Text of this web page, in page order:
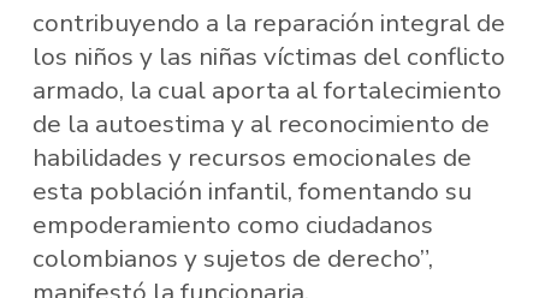
contribuyendo a la reparación integral de
los niños y las niñas víctimas del conflicto
armado, la cual aporta al fortalecimiento
de la autoestima y al reconocimiento de
habilidades y recursos emocionales de
esta población infantil, fomentando su
empoderamiento como ciudadanos
colombianos y sujetos de derecho”,